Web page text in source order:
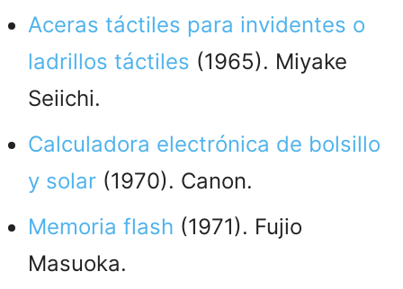
Aceras táctiles para invidentes o
ladrillos táctiles (1965). Miyake
Seiichi.
Calculadora electrónica de bolsillo
y solar (1970). Canon.
Memoria flash (1971). Fujio
Masuoka.